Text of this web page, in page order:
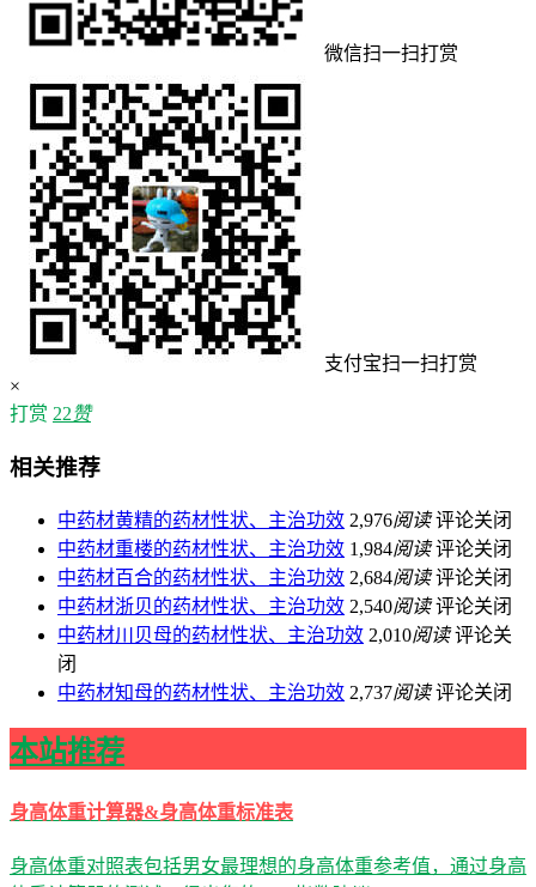
微信扫一扫打赏
支付宝扫一扫打赏
×
打赏 22赞
相关推荐
中药材黄精的药材性状、主治功效 2,976阅读 评论关闭
中药材重楼的药材性状、主治功效 1,984阅读 评论关闭
中药材百合的药材性状、主治功效 2,684阅读 评论关闭
中药材浙贝的药材性状、主治功效 2,540阅读 评论关闭
中药材川贝母的药材性状、主治功效 2,010阅读 评论关
闭
中药材知母的药材性状、主治功效 2,737阅读 评论关闭
本站推荐
身高体重计算器&身高体重标准表
身高体重对照表包括男女最理想的身高体重参考值，通过身高